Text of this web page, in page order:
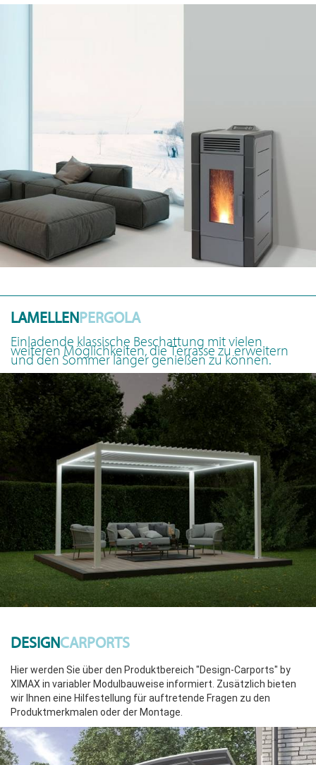
LAMELLENPERGOLA
Einladende klassische Beschattung mit vielen
weiteren Möglichkeiten, die Terrasse zu erweitern
und den Sommer länger genießen zu können.
DESIGNCARPORTS
Hier werden Sie über den Produktbereich "Design-Carports" by
XIMAX in variabler Modulbauweise informiert. Zusätzlich bieten
wir Ihnen eine Hilfestellung für auftretende Fragen zu den
Produktmerkmalen oder der Montage.